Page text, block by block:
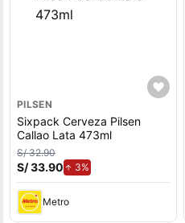
PILSEN
Sixpack Cerveza Pilsen
Callao Lata 473ml
S/ 32.90
S/ 33.90 3%
Metro